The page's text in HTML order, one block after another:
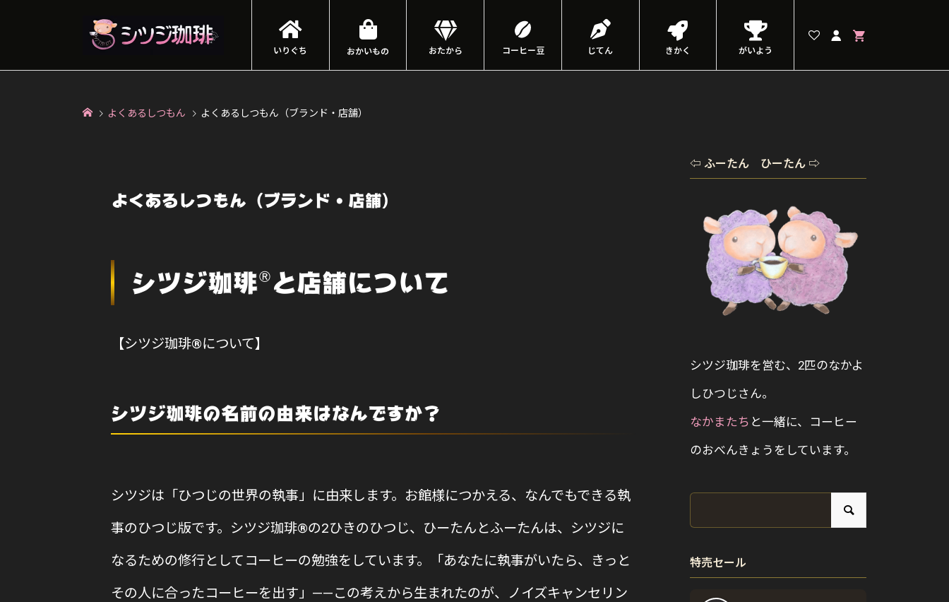
いりぐち おかいもの おたから コーヒー豆 じてん きかく がいよう
よくあるしつもん よくあるしつもん（ブランド・店舗）
よくあるしつもん（ブランド・店舗）
シツジ珈琲®と店舗について
【シツジ珈琲®について】
シツジ珈琲の名前の由来はなんですか？
シツジは「ひつじの世界の執事」に由来します。お館様につかえる、なんでもできる執
事のひつじ版です。シツジ珈琲®の2ひきのひつじ、ひーたんとふーたんは、シツジに
なるための修行としてコーヒーの勉強をしています。「あなたに執事がいたら、きっと
その人に合ったコーヒーを出す」——この考えから生まれたのが、ノイズキャンセリン
⇦ ふーたん ひーたん ⇨
シツジ珈琲を営む、2匹のなかよ
しひつじさん。
なかまたち と一緒に、コーヒー
のおべんきょうをしています。
特売セール